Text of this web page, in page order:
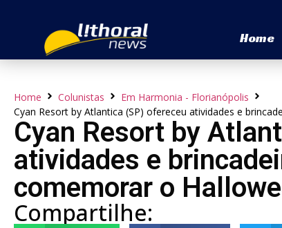
Home
Home Colunistas
Em Harmonia - Florianópolis
Cyan Resort by Atlantica (SP) ofereceu atividades e
Cyan Resort by
atividades e
comemorar o
Compartilhe: